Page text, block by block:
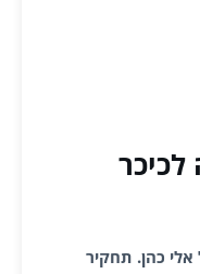
לכיכר
כהן. תחקיר